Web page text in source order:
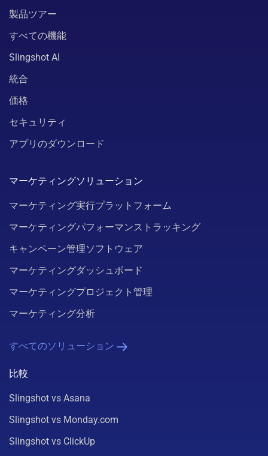
製品ツアー
すべての機能
Slingshot AI
統合
価格
セキュリティ
アプリのダウンロード
マーケティングソリューション
マーケティング実行プラットフォーム
マーケティングパフォーマンストラッキング
キャンペーン管理ソフトウェア
マーケティングダッシュボード
マーケティングプロジェクト管理
マーケティング分析
すべてのソリューション
比較
Slingshot vs Asana
Slingshot vs Monday.com
Slingshot vs ClickUp